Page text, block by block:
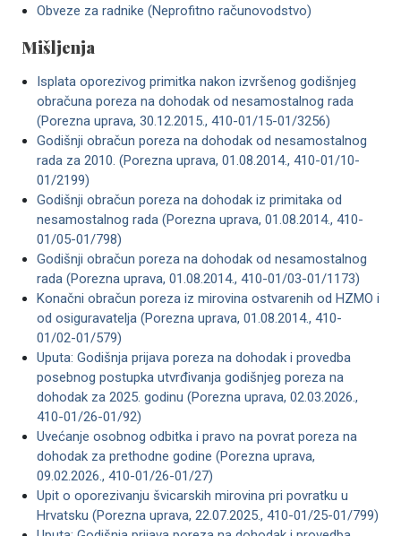
Obveze za radnike (Neprofitno računovodstvo)
Mišljenja
Isplata oporezivog primitka nakon izvršenog godišnjeg
obračuna poreza na dohodak od nesamostalnog rada
(Porezna uprava, 30.12.2015., 410-01/15-01/3256)
Godišnji obračun poreza na dohodak od nesamostalnog
rada za 2010. (Porezna uprava, 01.08.2014., 410-01/10-
01/2199)
Godišnji obračun poreza na dohodak iz primitaka od
nesamostalnog rada (Porezna uprava, 01.08.2014., 410-
01/05-01/798)
Godišnji obračun poreza na dohodak od nesamostalnog
rada (Porezna uprava, 01.08.2014., 410-01/03-01/1173)
Konačni obračun poreza iz mirovina ostvarenih od HZMO i
od osiguravatelja (Porezna uprava, 01.08.2014., 410-
01/02-01/579)
Uputa: Godišnja prijava poreza na dohodak i provedba
posebnog postupka utvrđivanja godišnjeg poreza na
dohodak za 2025. godinu (Porezna uprava, 02.03.2026.,
410-01/26-01/92)
Uvećanje osobnog odbitka i pravo na povrat poreza na
dohodak za prethodne godine (Porezna uprava,
09.02.2026., 410-01/26-01/27)
Upit o oporezivanju švicarskih mirovina pri povratku u
Hrvatsku (Porezna uprava, 22.07.2025., 410-01/25-01/799)